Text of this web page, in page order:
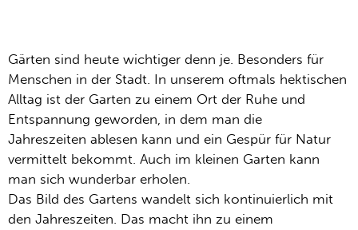
Gärten sind heute wichtiger denn je. Besonders für
Menschen in der Stadt. In unserem oftmals hektischen
Alltag ist der Garten zu einem Ort der Ruhe und
Entspannung geworden, in dem man die
Jahreszeiten ablesen kann und ein Gespür für Natur
vermittelt bekommt. Auch im kleinen Garten kann
man sich wunderbar erholen.
Das Bild des Gartens wandelt sich kontinuierlich mit
den Jahreszeiten. Das macht ihn zu einem